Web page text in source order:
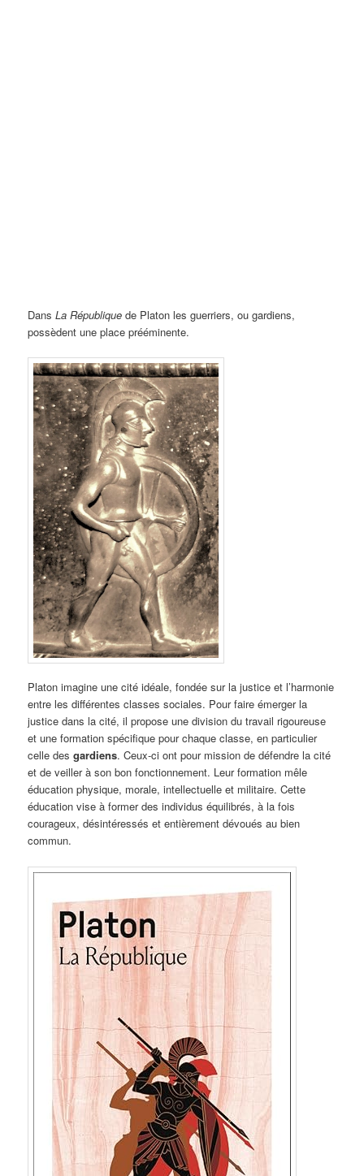
DansLa République de Platon les guerriers, ou gardiens,
possèdent une place prééminente.
Platon imagine une cité idéale, fondée sur la justice et l’harmonie
entre les différentes classes sociales. Pour faire émerger la
justice dans la cité, il propose une division du travail rigoureuse
et une formation spécifique pour chaque classe, en particulier
celle desgardiens. Ceux-ci ont pour mission de défendre la cité
et de veiller à son bon fonctionnement. Leur formation mêle
éducation physique, morale, intellectuelle et militaire. Cette
éducation vise à former des individus équilibrés, à la fois
courageux, désintéressés et entièrement dévoués au bien
commun.